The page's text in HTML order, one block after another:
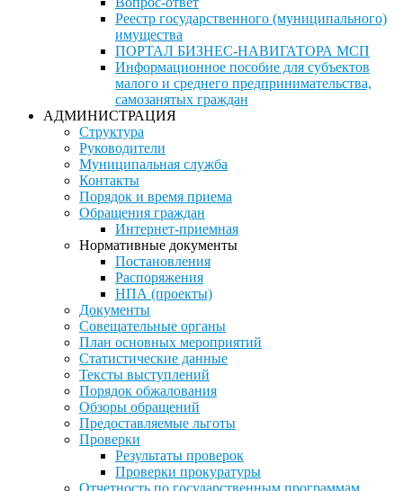
Реестр государственного (муниципального)
имущества
ПОРТАЛ БИЗНЕС-НАВИГАТОРА МСП
Информационное пособие для субъектов
малого и среднего предпринимательства,
самозанятых граждан
АДМИНИСТРАЦИЯ
Структура
Руководители
Муниципальная служба
Контакты
Порядок и время приема
Обращения граждан
Интернет-приемная
Нормативные документы
Постановления
Распоряжения
НПА (проекты)
Документы
Совещательные органы
План основных мероприятий
Статистические данные
Тексты выступлений
Порядок обжалования
Обзоры обращений
Предоставляемые льготы
Проверки
Результаты проверок
Проверки прокуратуры
Отчетность по государственным программам